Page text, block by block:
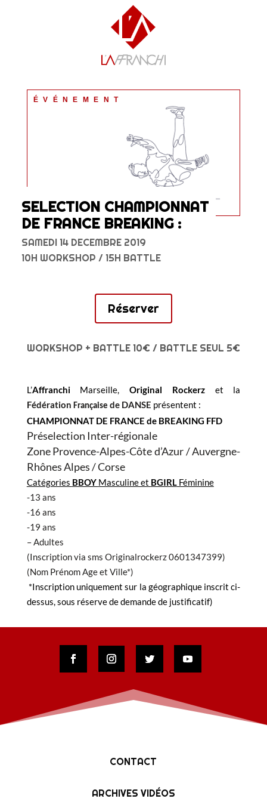
ÉVÉNEMENT
SELECTION CHAMPIONNAT
DE FRANCE BREAKING :
SAMEDI 14 DECEMBRE 2019
10H WORKSHOP / 15H BATTLE
Réserver
WORKSHOP + BATTLE 10€ / BATTLE SEUL 5€
L’AffranchiMarseille,Original Rockerzet la
Fédération Française de DANSE présentent :
CHAMPIONNAT DE FRANCE de BREAKING FFD
Préselection Inter-régionale
Zone Provence-Alpes-Côte d’Azur / Auvergne-
Rhônes Alpes / Corse
Catégories BBOY Masculine et BGIRLFéminine
-13 ans
-16 ans
-19 ans
– Adultes
(Inscription via sms Originalrockerz 0601347399)
(Nom Prénom Age et Ville*)
*Inscription uniquement sur la géographique inscrit ci-
dessus, sous réserve de demande de justificatif)
CONTACT
ARCHIVES VIDÉOS